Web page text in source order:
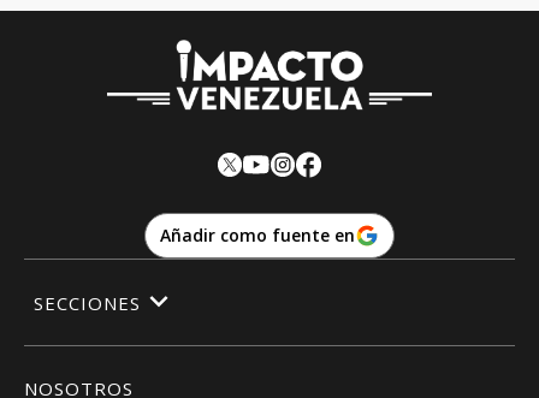
Añadir como fuente en
NOSOTROS
SECCIONES